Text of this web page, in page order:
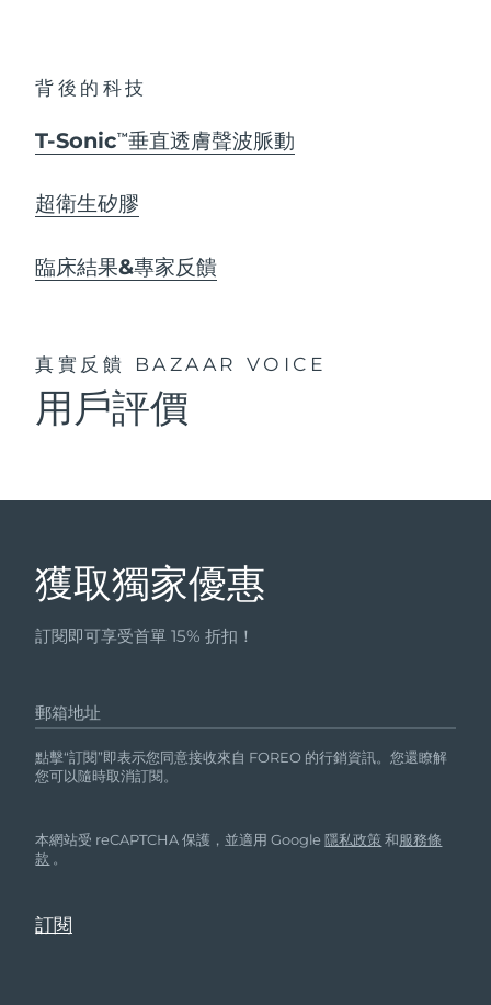
背後的科技
T-SonicTM 垂直透膚聲波脈動
超衛生矽膠
臨床結果&專家反饋
真實反饋 BAZAAR VOICE
用戶評價
獲取獨家優惠
訂閱即可享受首單 15% 折扣！
郵箱地址
點擊“訂閱”即表示您同意接收來自 FOREO 的行銷資訊。您還瞭解
您可以隨時取消訂閱。
本網站受 reCAPTCHA 保護，並適用 Google隱私政策 和服務條
款 。